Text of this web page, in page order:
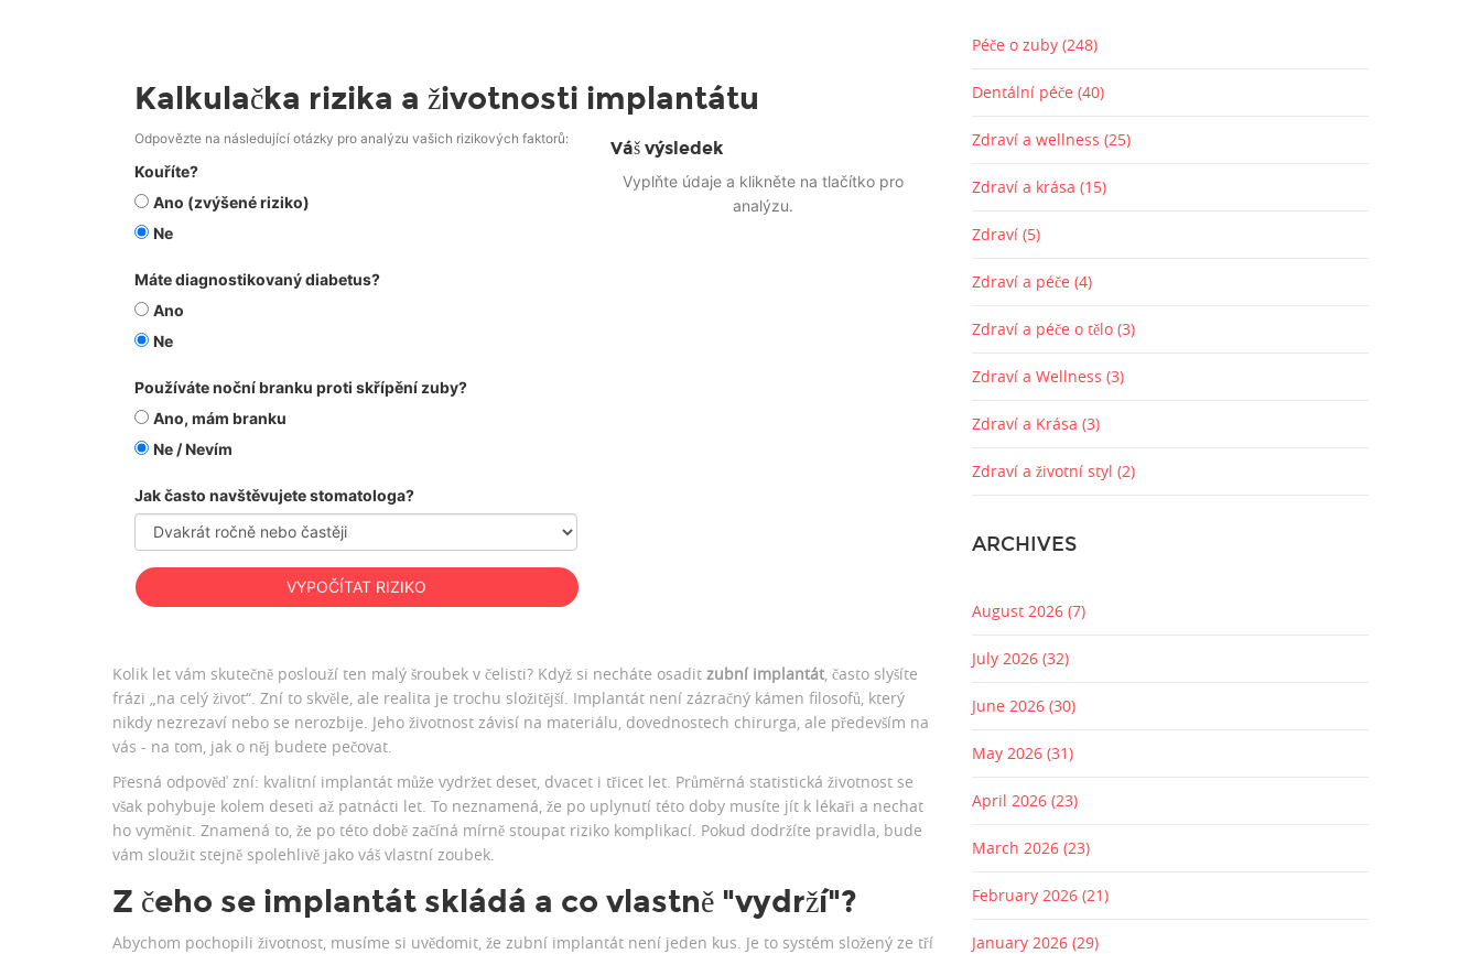
Kalkulačka rizika a životnosti implantátu
Odpovězte na následující otázky pro analýzu vašich rizikových faktorů:
Kouříte?
Ano (zvýšené riziko)
Ne
Máte diagnostikovaný diabetus?
Ano
Ne
Používáte noční branku proti skřípění zuby?
Ano, mám branku
Ne / Nevím
Jak často navštěvujete stomatologa?
VYPOČÍTAT RIZIKO
Váš výsledek
Vyplňte údaje a klikněte na tlačítko pro
analýzu.
Kolik let vám skutečně poslouží ten malý šroubek v čelisti? Když si necháte osadit zubní implantát, často slyšíte
frázi „na celý život“. Zní to skvěle, ale realita je trochu složitější. Implantát není zázračný kámen filosofů, který
nikdy nezrezaví nebo se nerozbije. Jeho životnost závisí na materiálu, dovednostech chirurga, ale především na
vás - na tom, jak o něj budete pečovat.
Přesná odpověď zní: kvalitní implantát může vydržet deset, dvacet i třicet let. Průměrná statistická životnost se
však pohybuje kolem deseti až patnácti let. To neznamená, že po uplynutí této doby musíte jít k lékaři a nechat
ho vyměnit. Znamená to, že po této době začíná mírně stoupat riziko komplikací. Pokud dodržíte pravidla, bude
vám sloužit stejně spolehlivě jako váš vlastní zoubek.
Z čeho se implantát skládá a co vlastně "vydrží"?
Abychom pochopili životnost, musíme si uvědomit, že zubní implantát není jeden kus. Je to systém složený ze tří
Péče o zuby (248)
Dentální péče (40)
Zdraví a wellness (25)
Zdraví a krása (15)
Zdraví (5)
Zdraví a péče (4)
Zdraví a péče o tělo (3)
Zdraví a Wellness (3)
Zdraví a Krása (3)
Zdraví a životní styl (2)
ARCHIVES
August 2026 (7)
July 2026 (32)
June 2026 (30)
May 2026 (31)
April 2026 (23)
March 2026 (23)
February 2026 (21)
January 2026 (29)